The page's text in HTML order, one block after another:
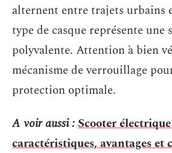
alternent entre trajets urbains
type de casque représente une
polyvalente. Attention à bien
mécanisme de verrouillage
protection optimale.
A voir aussi :Scooter
caractéristiques, avantages et